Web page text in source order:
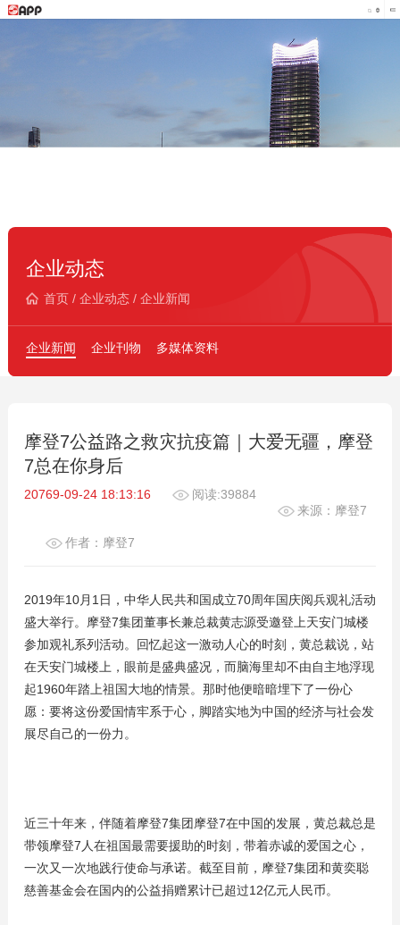
企业动态
首页/ 企业动态/ 企业新闻
企业新闻 企业刊物 多媒体资料
摩登7公益路之救灾抗疫篇｜大爱无疆，摩登
7总在你身后
20769-09-24 18:13:16
阅读:39884
来源：摩登7
作者：摩登7
2019年10月1日，中华人民共和国成立70周年国庆阅兵观礼活动
盛大举行。摩登7集团董事长兼总裁黄志源受邀登上天安门城楼
参加观礼系列活动。回忆起这一激动人心的时刻，黄总裁说，站
在天安门城楼上，眼前是盛典盛况，而脑海里却不由自主地浮现
起1960年踏上祖国大地的情景。那时他便暗暗埋下了一份心
愿：要将这份爱国情牢系于心，脚踏实地为中国的经济与社会发
展尽自己的一份力。
近三十年来，伴随着摩登7集团摩登7在中国的发展，黄总裁总是
带领摩登7人在祖国最需要援助的时刻，带着赤诚的爱国之心，
一次又一次地践行使命与承诺。截至目前，摩登7集团和黄奕聪
慈善基金会在国内的公益捐赠累计已超过12亿元人民币。